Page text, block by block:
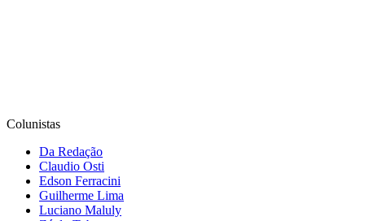
Colunistas
Da Redação
Claudio Osti
Edson Ferracini
Guilherme Lima
Luciano Maluly